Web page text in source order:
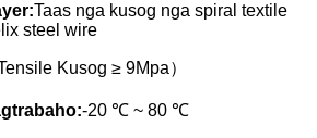
Taas nga kusog nga spiral textile
steel wire
Kusog ≥ 9Mpa）
-20 ℃ ~ 80 ℃